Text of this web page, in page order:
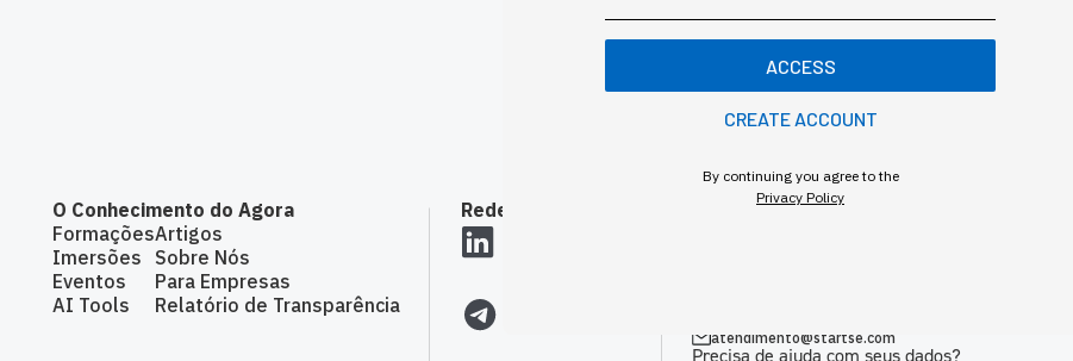
O Conhecimento do Agora
Formações
Imersões
Eventos
AI Tools
Artigos
Sobre Nós
Para Empresas
Relatório de Transparência
Redes Sociais Podemos ajudar?
atendimento@startse.com
Precisa de ajuda com seus dados?
ACCESS
CREATE ACCOUNT
By continuing you agree to the
Privacy Policy